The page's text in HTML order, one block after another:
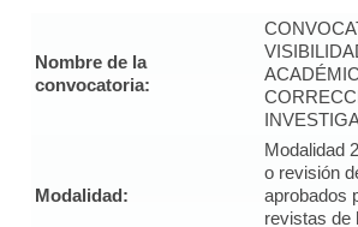
Nombre de la
convocatoria:
Modalidad:
Modalidad
o revisión
aprobados
revistas de